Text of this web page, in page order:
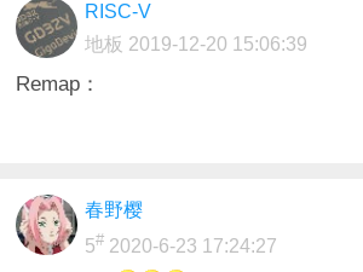
RISC-V
地板 2019-12-20 15:06:39
Remap：
春野樱
5# 2020-6-23 17:24:27